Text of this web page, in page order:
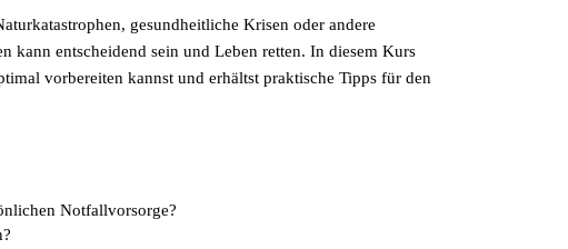
gesundheitliche Krisen oder andere
kann entscheidend sein und Leben retten. In diesem Kurs
vorbereiten kannst und erhältst praktische Tipps für den
Notfallvorsorge?